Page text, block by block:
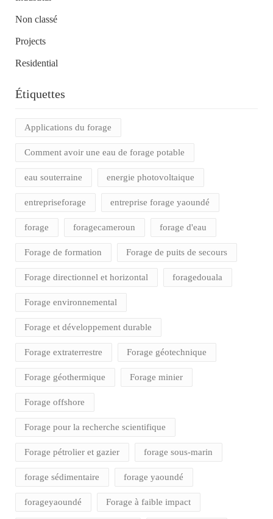
Non classé
Projects
Residential
Étiquettes
Applications du forage
Comment avoir une eau de forage potable
eau souterraine energie photovoltaique
entrepriseforage entreprise forage yaoundé
forage foragecameroun forage d'eau
Forage de formation Forage de puits de secours
Forage directionnel et horizontal foragedouala
Forage environnemental
Forage et développement durable
Forage extraterrestre Forage géotechnique
Forage géothermique Forage minier
Forage offshore
Forage pour la recherche scientifique
Forage pétrolier et gazier forage sous-marin
forage sédimentaire forage yaoundé
forageyaoundé Forage à faible impact